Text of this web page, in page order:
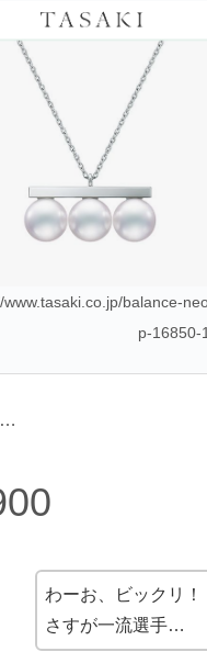
www.tasaki.co.jp/balance-
p-16850-
…
わーお、ビックリ！
さすが一流選手…